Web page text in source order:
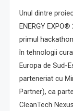
Unul dintre
ENERGY
primul
în tehnologii
Europa de Sud-
parteneriat cu
Partner), ca
CleanTech Nexus.